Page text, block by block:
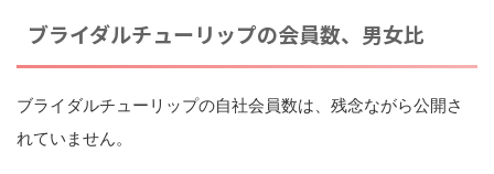
ブライダルチューリップの会員数、男女比
ブライダルチューリップの自社会員数は、残念ながら公開さ
れていません。